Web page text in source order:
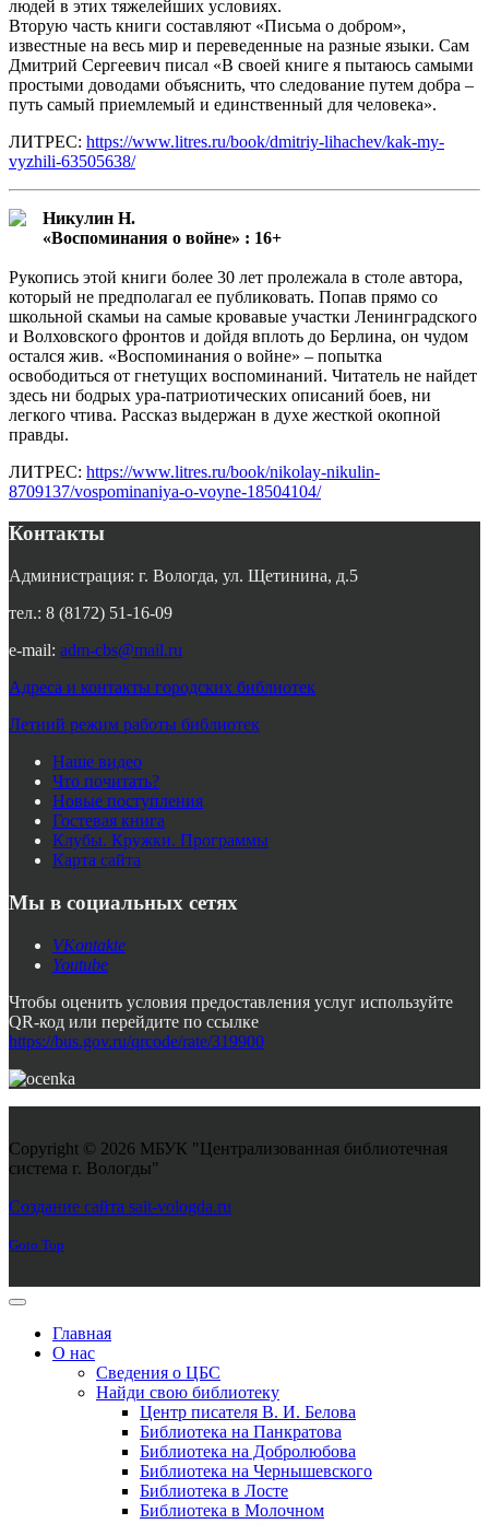
людей в этих тяжелейших условиях.
Вторую часть книги составляют «Письма о добром»,
известные на весь мир и переведенные на разные языки. Сам
Дмитрий Сергеевич писал «В своей книге я пытаюсь самыми
простыми доводами объяснить, что следование путем добра –
путь самый приемлемый и единственный для человека».
ЛИТРЕС: https://www.litres.ru/book/dmitriy-lihachev/kak-my-
vyzhili-63505638/
Никулин Н.
«Воспоминания о войне» : 16+
Рукопись этой книги более 30 лет пролежала в столе автора,
который не предполагал ее публиковать. Попав прямо со
школьной скамьи на самые кровавые участки Ленинградского
и Волховского фронтов и дойдя вплоть до Берлина, он чудом
остался жив. «Воспоминания о войне» – попытка
освободиться от гнетущих воспоминаний. Читатель не найдет
здесь ни бодрых ура-патриотических описаний боев, ни
легкого чтива. Рассказ выдержан в духе жесткой окопной
правды.
ЛИТРЕС: https://www.litres.ru/book/nikolay-nikulin-
8709137/vospominaniya-o-voyne-18504104/
Контакты
Администрация: г. Вологда, ул. Щетинина, д.5
тел.: 8 (8172) 51-16-09
e-mail: adm-cbs@mail.ru
Адреса и контакты городских библиотек
Летний режим работы библиотек
Наше видео
Что почитать?
Новые поступления
Гостевая книга
Клубы. Кружки. Программы
Карта сайта
Мы в социальных сетях
VKontakte
Youtube
Чтобы оценить условия предоставления услуг используйте
QR-код или перейдите по ссылке
https://bus.gov.ru/qrcode/rate/319900
Copyright © 2026 МБУК "Централизованная библиотечная
система г. Вологды"
Создание сайта sait-vologda.ru
Goto Top
Главная
О нас
Сведения о ЦБС
Найди свою библиотеку
Центр писателя В. И. Белова
Библиотека на Панкратова
Библиотека на Добролюбова
Библиотека на Чернышевского
Библиотека в Лосте
Библиотека в Молочном